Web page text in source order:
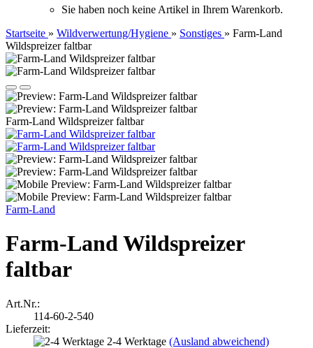
Sie haben noch keine Artikel in Ihrem Warenkorb.
Startseite » Wildverwertung/Hygiene » Sonstiges » Farm-Land
Wildspreizer faltbar
Farm-Land Wildspreizer faltbar
Farm-Land
Farm-Land Wildspreizer
faltbar
Art.Nr.:
114-60-2-540
Lieferzeit:
2-4 Werktage (Ausland abweichend)